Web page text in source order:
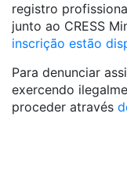
registro
junto ao CRESS
inscrição estão
Para denunciar
exercendo
proceder através